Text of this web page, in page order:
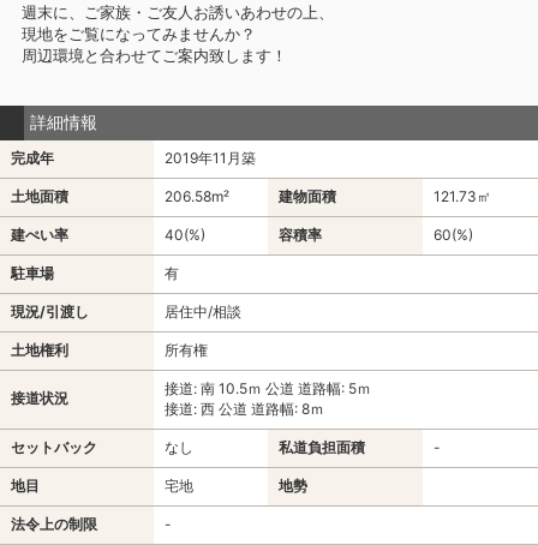
週末に、ご家族・ご友人お誘いあわせの上、
現地をご覧になってみませんか？
周辺環境と合わせてご案内致します！
詳細情報
完成年 2019年11月築
土地面積 206.58m² 建物面積 121.73㎡
建ぺい率 40(%) 容積率 60(%)
駐車場 有
現況/引渡し 居住中/相談
土地権利 所有権
接道状況
接道: 南 10.5ｍ 公道 道路幅: 5ｍ
接道: 西 公道 道路幅: 8ｍ
セットバック なし 私道負担面積 -
地目 宅地 地勢
法令上の制限 -